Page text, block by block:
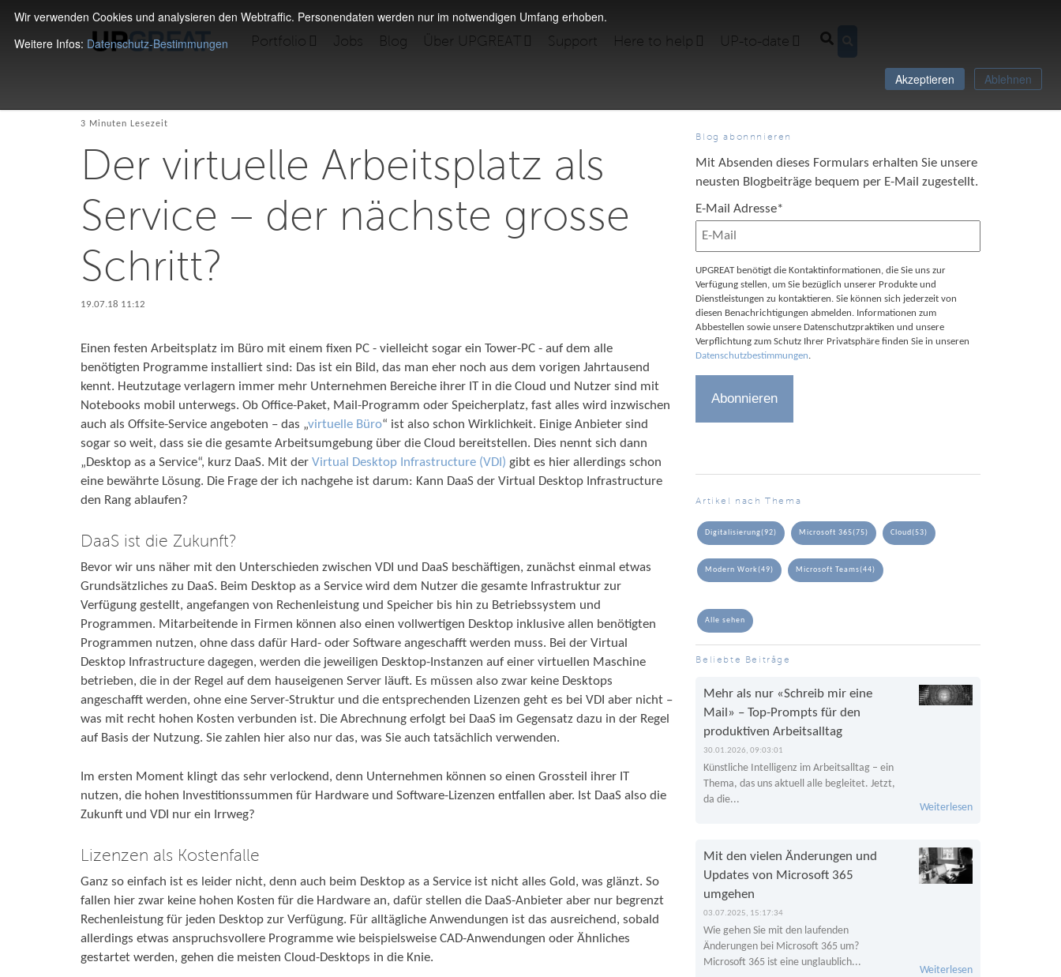
Wir verwenden Cookies und analysieren den Webtraffic. Personendaten werden nur im notwendigen Umfang erhoben.
Weitere Infos: Datenschutz-Bestimmungen
Akzeptieren Ablehnen
Portfolio Jobs Blog Über UPGREAT Support Here to help UP-to-date
3 Minuten Lesezeit
Der virtuelle Arbeitsplatz als
Service – der nächste grosse
Schritt?
19.07.18 11:12
Einen festen Arbeitsplatz im Büro mit einem fixen PC - vielleicht sogar ein Tower-PC - auf dem alle
benötigten Programme installiert sind: Das ist ein Bild, das man eher noch aus dem vorigen Jahrtausend
kennt. Heutzutage verlagern immer mehr Unternehmen Bereiche ihrer IT in die Cloud und Nutzer sind mit
Notebooks mobil unterwegs. Ob Office-Paket, Mail-Programm oder Speicherplatz, fast alles wird inzwischen
auch als Offsite-Service angeboten – das „virtuelle Büro“ ist also schon Wirklichkeit. Einige Anbieter sind
sogar so weit, dass sie die gesamte Arbeitsumgebung über die Cloud bereitstellen. Dies nennt sich dann
„Desktop as a Service“, kurz DaaS. Mit der Virtual Desktop Infrastructure (VDI) gibt es hier allerdings schon
eine bewährte Lösung. Die Frage der ich nachgehe ist darum: Kann DaaS der Virtual Desktop Infrastructure
den Rang ablaufen?
DaaS ist die Zukunft?
Bevor wir uns näher mit den Unterschieden zwischen VDI und DaaS beschäftigen, zunächst einmal etwas
Grundsätzliches zu DaaS. Beim Desktop as a Service wird dem Nutzer die gesamte Infrastruktur zur
Verfügung gestellt, angefangen von Rechenleistung und Speicher bis hin zu Betriebssystem und
Programmen. Mitarbeitende in Firmen können also einen vollwertigen Desktop inklusive allen benötigten
Programmen nutzen, ohne dass dafür Hard- oder Software angeschafft werden muss. Bei der Virtual
Desktop Infrastructure dagegen, werden die jeweiligen Desktop-Instanzen auf einer virtuellen Maschine
betrieben, die in der Regel auf dem hauseigenen Server läuft. Es müssen also zwar keine Desktops
angeschafft werden, ohne eine Server-Struktur und die entsprechenden Lizenzen geht es bei VDI aber nicht –
was mit recht hohen Kosten verbunden ist. Die Abrechnung erfolgt bei DaaS im Gegensatz dazu in der Regel
auf Basis der Nutzung. Sie zahlen hier also nur das, was Sie auch tatsächlich verwenden.
Im ersten Moment klingt das sehr verlockend, denn Unternehmen können so einen Grossteil ihrer IT
nutzen, die hohen Investitionssummen für Hardware und Software-Lizenzen entfallen aber. Ist DaaS also die
Zukunft und VDI nur ein Irrweg?
Lizenzen als Kostenfalle
Ganz so einfach ist es leider nicht, denn auch beim Desktop as a Service ist nicht alles Gold, was glänzt. So
fallen hier zwar keine hohen Kosten für die Hardware an, dafür stellen die DaaS-Anbieter aber nur begrenzt
Rechenleistung für jeden Desktop zur Verfügung. Für alltägliche Anwendungen ist das ausreichend, sobald
allerdings etwas anspruchsvollere Programme wie beispielsweise CAD-Anwendungen oder Ähnliches
gestartet werden, gehen die meisten Cloud-Desktops in die Knie.
Blog abonnnieren
Mit Absenden dieses Formulars erhalten Sie unsere
neusten Blogbeiträge bequem per E-Mail zugestellt.
E-Mail Adresse*
UPGREAT benötigt die Kontaktinformationen, die Sie uns zur
Verfügung stellen, um Sie bezüglich unserer Produkte und
Dienstleistungen zu kontaktieren. Sie können sich jederzeit von
diesen Benachrichtigungen abmelden. Informationen zum
Abbestellen sowie unsere Datenschutzpraktiken und unsere
Verpflichtung zum Schutz Ihrer Privatsphäre finden Sie in unseren
Datenschutzbestimmungen.
Artikel nach Thema
Digitalisierung(92) Microsoft 365(75) Cloud(53)
Modern Work(49) Microsoft Teams(44)
Alle sehen
Beliebte Beiträge
Mehr als nur «Schreib mir eine
Mail» – Top-Prompts für den
produktiven Arbeitsalltag
30.01.2026, 09:03:01
Künstliche Intelligenz im Arbeitsalltag – ein
Thema, das uns aktuell alle begleitet. Jetzt,
da die...
Weiterlesen
Mit den vielen Änderungen und
Updates von Microsoft 365
umgehen
03.07.2025, 15:17:34
Wie gehen Sie mit den laufenden
Änderungen bei Microsoft 365 um?
Microsoft 365 ist eine unglaublich...
Weiterlesen